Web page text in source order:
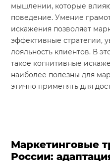
мышлении, которые
поведение. Умение
искажения позволяет
эффективные стратегии,
лояльность клиентов. В
такое когнитивные
наиболее полезны для
этично применять для
Маркетинговые
России: